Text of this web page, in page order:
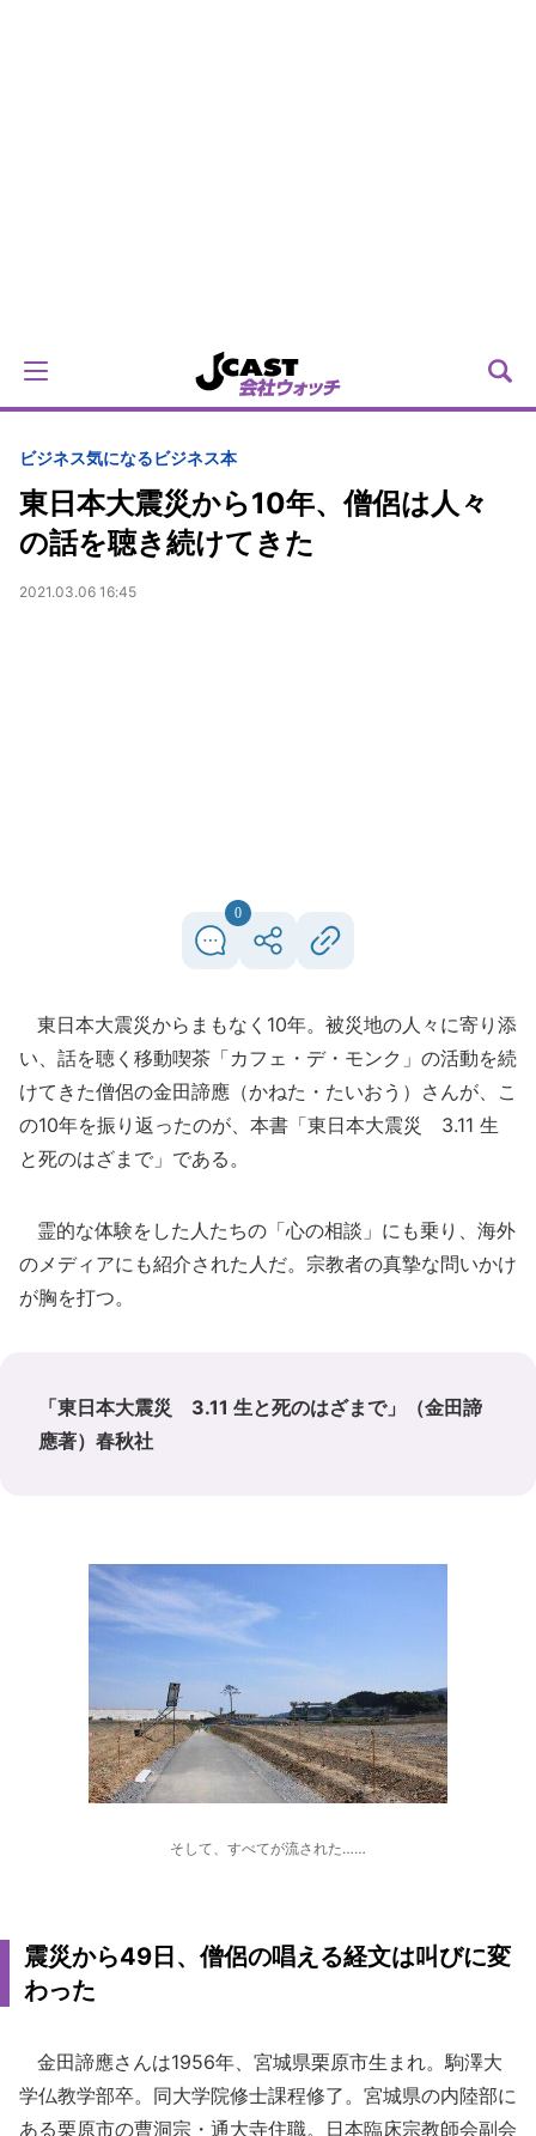
ビジネス気になるビジネス本
東日本大震災から10年、僧侶は人々
の話を聴き続けてきた
2021.03.06 16:45
0
東日本大震災からまもなく10年。被災地の人々に寄り添
い、話を聴く移動喫茶「カフェ・デ・モンク」の活動を続
けてきた僧侶の金田諦應（かねた・たいおう）さんが、こ
の10年を振り返ったのが、本書「東日本大震災 3.11 生
と死のはざまで」である。
霊的な体験をした人たちの「心の相談」にも乗り、海外
のメディアにも紹介された人だ。宗教者の真摯な問いかけ
が胸を打つ。
「東日本大震災 3.11 生と死のはざまで」（金田諦
應著）春秋社
そして、すべてが流された……
震災から49日、僧侶の唱える経文は叫びに変
わった
金田諦應さんは1956年、宮城県栗原市生まれ。駒澤大
学仏教学部卒。同大学院修士課程修了。宮城県の内陸部に
ある栗原市の曹洞宗・通大寺住職。日本臨床宗教師会副会